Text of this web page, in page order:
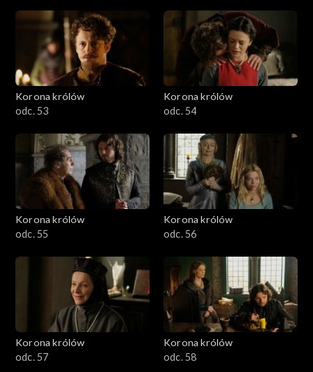
Korona królów
odc. 53
Korona królów
odc. 54
Korona królów
odc. 55
Korona królów
odc. 56
Korona królów
odc. 57
Korona królów
odc. 58